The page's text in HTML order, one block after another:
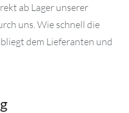
ab Lager unserer
uns. Wie schnell die
dem Lieferanten und